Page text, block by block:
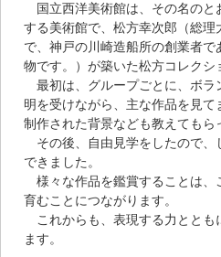
国立西洋美術館は、その名のと
する美術館で、松方幸次郎（総理
で、神戸の川崎造船所の創業者で
物です。）が築いた松方コレクシ
最初は、グループごとに、ボラ
明を受けながら、主な作品を見
制作された背景なども教えてもら
その後、自由見学をしたので、
できました。
様々な作品を鑑賞することは、
育むことにつながります。
これからも、表現する力ととも
ます。